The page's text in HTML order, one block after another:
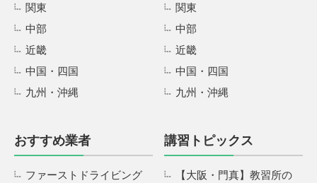
関東
中部
近畿
中国・四国
九州・沖縄
関東
中部
近畿
中国・四国
九州・沖縄
おすすめ業者
ファーストドライビング
講習トピックス
【大阪・門真】教習所の